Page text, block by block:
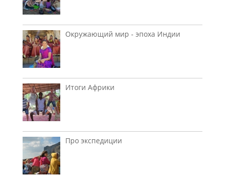
Окружающий мир - эпоха Индии
Итоги Африки
Про экспедиции